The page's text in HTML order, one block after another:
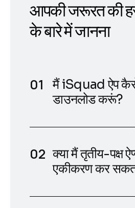
आपकी जरूरत की
के बारे में जानना
मैं iSquad ऐप
डाउनलोड करूं?
क्या मैं तृतीय-पक्ष
एकीकरण कर